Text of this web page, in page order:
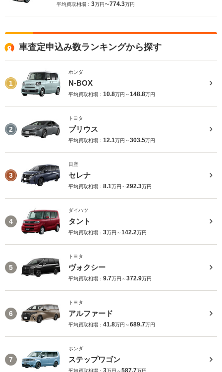
平均買取相場： 3万円〜774.3万円
車査定申込み数ランキングから探す
1
ホンダ
N-BOX
平均買取相場： 10.8万円～148.8万円
2
トヨタ
プリウス
平均買取相場： 12.1万円～303.5万円
3
日産
セレナ
平均買取相場： 8.1万円～292.3万円
4
ダイハツ
タント
平均買取相場： 3万円～142.2万円
5
トヨタ
ヴォクシー
平均買取相場： 9.7万円～372.9万円
6
トヨタ
アルファード
平均買取相場： 41.8万円～689.7万円
7
ホンダ
ステップワゴン
平均買取相場： 万円～ 万円